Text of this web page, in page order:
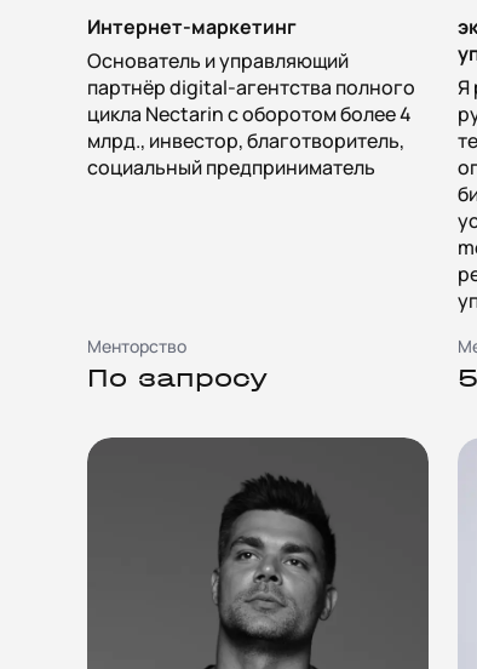
Интернет-маркетинг
Основатель и управляющий
партнёр digital-агентства полного
цикла Nectarin с оборотом более 4
млрд., инвестор, благотворитель,
социальный предприниматель
Менторство
По запросу
Я